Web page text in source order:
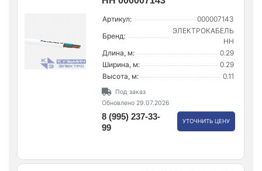
Артикул:
000007143
Бренд:
ЭЛЕКТРОКАБЕЛЬ
НН
Длина, м:
0.29
Ширина, м:
0.29
Высота, м:
0.11
Под заказ
Обновлено 29.07.2026
8 (995) 237-33-
99
УТОЧНИТЬ ЦЕНУ